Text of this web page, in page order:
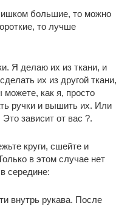
большие, то можно
то лучше
Я делаю их из ткани, и
их из другой ткани,
можете, как я, просто
ручки и вышить их. Или
зависит от вас ?.
круги, сшейте и
в этом случае нет
середине:
внутрь рукава. После